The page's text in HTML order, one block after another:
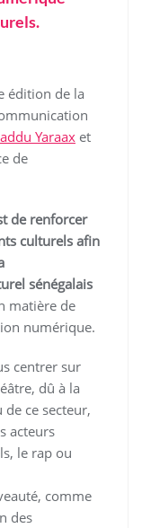
édition de la
Yaraax et
de
de renforcer
culturels afin
sénégalais
matière de
numérique.
centrer sur
dû à la
ce secteur,
acteurs
le rap ou
comme
des